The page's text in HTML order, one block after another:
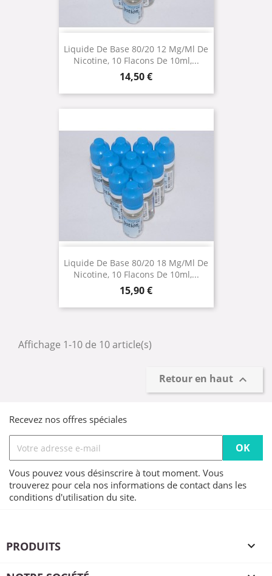
Liquide De Base 80/20 12 Mg/ml De
Nicotine, 10 Flacons De 10ml,...
Prix
14,50 €
Liquide De Base 80/20 18 Mg/ml De
Nicotine, 10 Flacons De 10ml,...
Prix
15,90 €
Affichage 1-10 de 10 article(s)
Retour en haut 
Recevez nos offres spéciales
Vous pouvez vous désinscrire à tout moment. Vous
trouverez pour cela nos informations de contact dans les
conditions d'utilisation du site.
PRODUITS 